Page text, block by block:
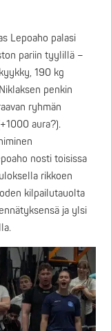
Lepoaho palasi
pariin tyylillä –
190 kg
penkin
ryhmän
aura?).
nosti toisissa
rikkoen
kilpailutauolta
ja ylsi